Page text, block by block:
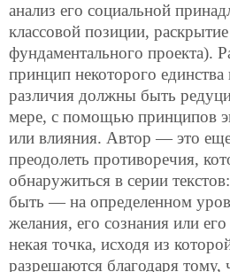
анализ его социальной
классовой позиции, раскрытие
фундаментального проекта).
принцип некоторого единства
различия должны быть
мере, с помощью принципов
или влияния. Автор — это
преодолеть противоречия,
обнаружиться в серии
быть — на определенном
желания, его сознания или
некая точка, исходя из
разрешаются благодаря тому,